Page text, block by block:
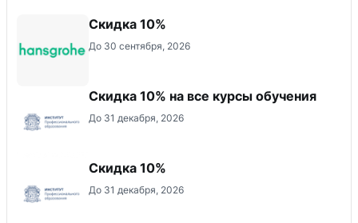
Скидка 10%
До 30 сентября, 2026
Скидка 10% на все курсы обучения
До 31 декабря, 2026
Скидка 10%
До 31 декабря, 2026